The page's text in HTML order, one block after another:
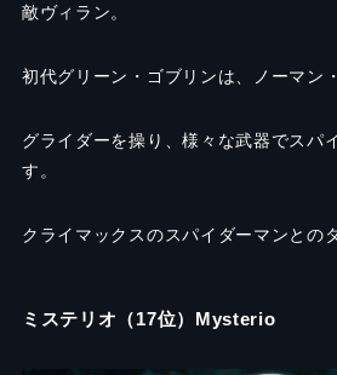
敵ヴィラン。
初代グリーン・ゴブリンは、ノーマン
グライダーを操り、様々な武器でスパ
す。
クライマックスのスパイダーマンとの
ミステリオ（17位）Mysterio